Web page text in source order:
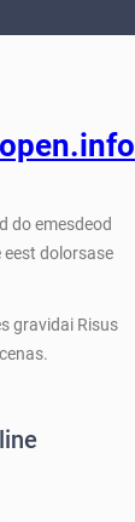
do emesdeod
dolorsase
gravidai Risus